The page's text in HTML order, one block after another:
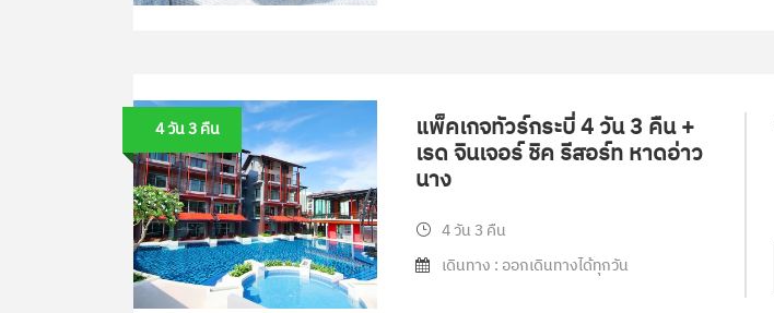
4 วัน 3 คืน แพ็คเกจทัวร์กระบี่ 4 วัน 3 คืน +
เรด จินเจอร์ ชิค รีสอร์ท หาดอ่าว
นาง
4 วัน 3 คืน
เดินทาง : ออกเดินทางได้ทุกวัน